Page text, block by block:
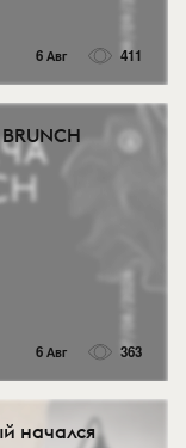
6 Авг 411
6 Авг 363
начался